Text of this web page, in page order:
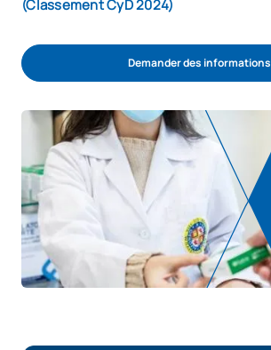
(Classement CyD 2024)
Demander des informations